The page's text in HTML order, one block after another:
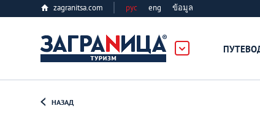
zagranitsa.com рус eng ข้อมูล
НАЗАД